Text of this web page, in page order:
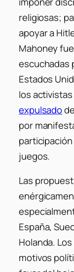
religiosas;
apoyar a
Mahoney
escuchadas
Estados
los
expulsado
por
juegos.
Las
España,
Holanda.
motivos